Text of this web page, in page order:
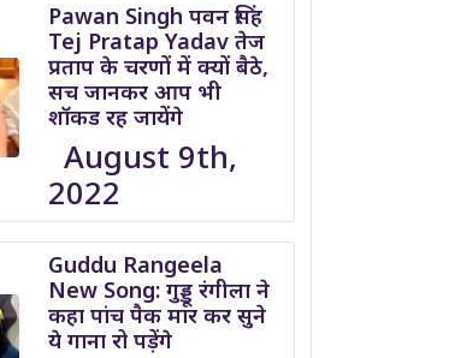
Pawan Singh पवन सिंह
Tej Pratap Yadav तेज
प्रताप के चरणों में क्यों बैठे,
सच जानकर आप भी
शॉकड रह जायेंगे
August 9th,
2022
Guddu Rangeela
New Song: गुड्डू रंगीला ने
कहा पांच पैक मार कर सुने
ये गाना रो पड़ेंगे